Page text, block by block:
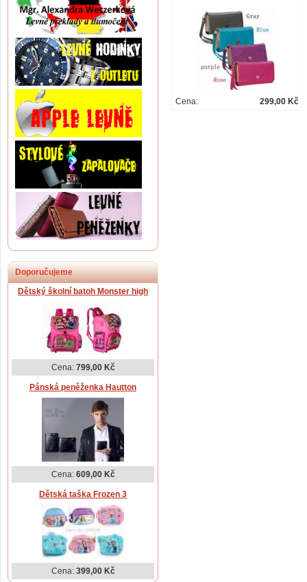
299,00 Kč
Cena:
Doporučujeme
Dětský školní batoh Monster high
Cena: 799,00 Kč
Pánská peněženka Hautton
Cena: 609,00 Kč
Dětská taška Frozen 3
Cena: 399,00 Kč